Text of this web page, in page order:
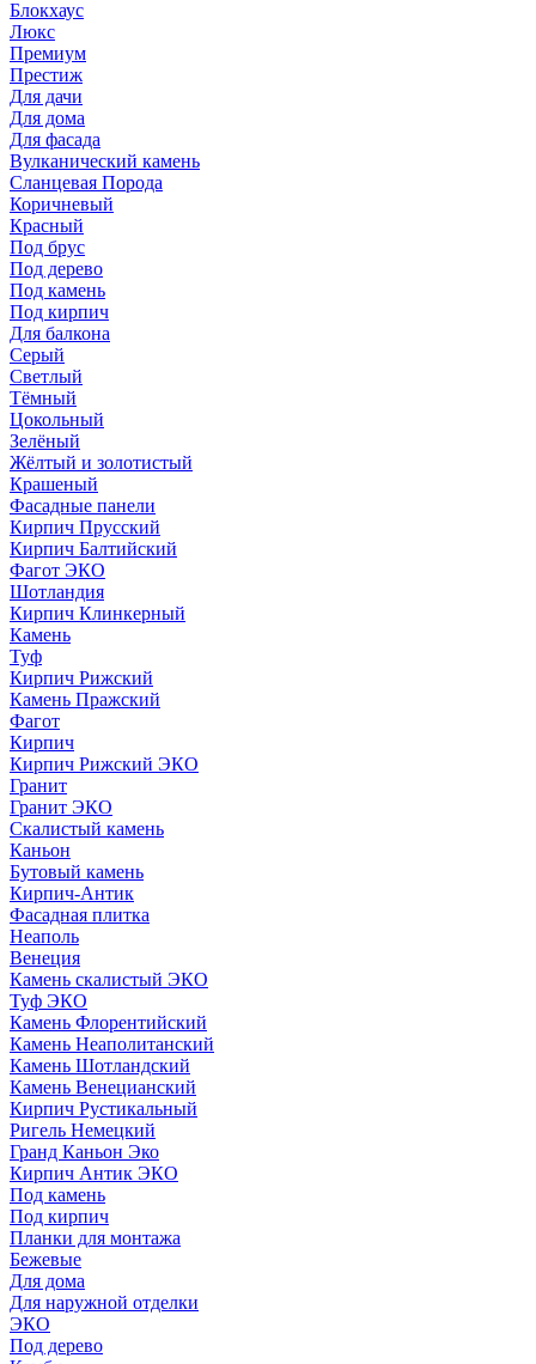
Блокхаус
Люкс
Премиум
Престиж
Для дачи
Для дома
Для фасада
Вулканический камень
Сланцевая Порода
Коричневый
Красный
Под брус
Под дерево
Под камень
Под кирпич
Для балкона
Серый
Светлый
Тёмный
Цокольный
Зелёный
Жёлтый и золотистый
Крашеный
Фасадные панели
Кирпич Прусский
Кирпич Балтийский
Фагот ЭКО
Шотландия
Кирпич Клинкерный
Камень
Туф
Кирпич Рижский
Камень Пражский
Фагот
Кирпич
Кирпич Рижский ЭКО
Гранит
Гранит ЭКО
Скалистый камень
Каньон
Бутовый камень
Кирпич-Антик
Фасадная плитка
Неаполь
Венеция
Камень скалистый ЭКО
Туф ЭКО
Камень Флорентийский
Камень Неаполитанский
Камень Шотландский
Камень Венецианский
Кирпич Рустикальный
Ригель Немецкий
Гранд Каньон Эко
Кирпич Антик ЭКО
Под камень
Под кирпич
Планки для монтажа
Бежевые
Для дома
Для наружной отделки
ЭКO
Под дерево